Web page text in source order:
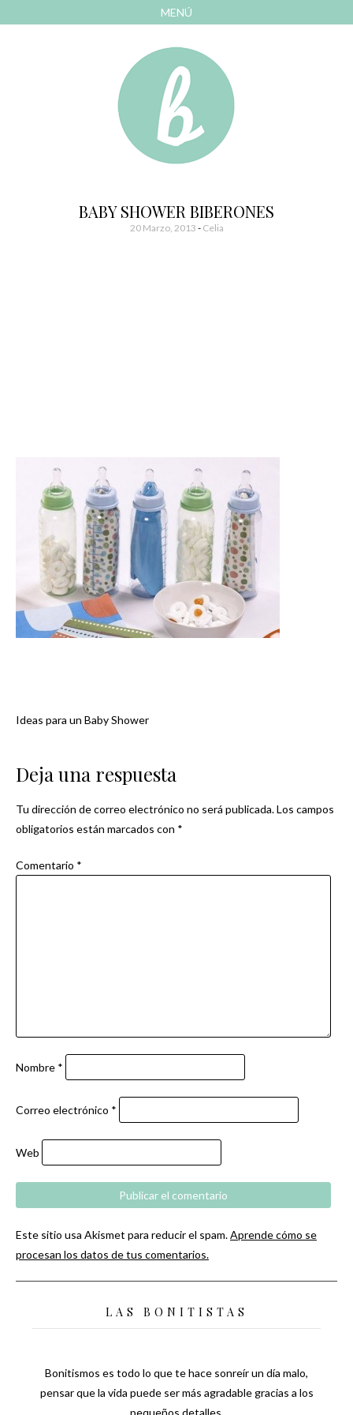
MENÚ
Bonitismos
BABY SHOWER BIBERONES
20 Marzo, 2013 - Celia
Navegación
de
entradas
Ideas para un Baby Shower
Deja una respuesta
Tu dirección de correo electrónico no será publicada.Los campos
obligatorios están marcados con *
Comentario *
Nombre *
Correo electrónico *
Web
Este sitio usa Akismet para reducir el spam.Aprende cómo se
procesan los datos de tus comentarios.
LAS BONITISTAS
Bonitismos es todo lo que te hace sonreír un día malo,
pensar que la vida puede ser más agradable gracias a los